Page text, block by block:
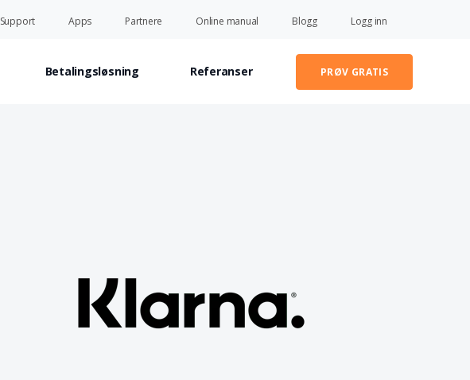
Support Apps Partnere Online manual Blogg Logg inn
Betalingsløsning Referanser PRØV GRATIS